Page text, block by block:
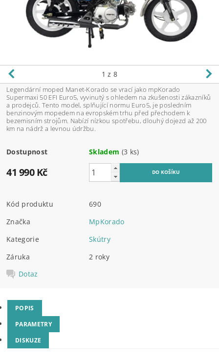
1 z 8
Legendární moped Manet-Korado se vrací jako mpKorado
Supermaxi 50 EFI Euro5, vyvinutý s ohledem na zkušenosti zákazníků
a prodejců. Tento model, splňující normu Euro5, je posledním
benzinovým mopedem na evropském trhu před přechodem k
bezemisním strojům. Nabízí nízkou spotřebu, dlouhý dojezd až 200
km na nádrž a levnou údržbu.
Dostupnost Skladem (3 ks)
41 990 Kč
Kód produktu
690
Značka
MpKorado
Kategorie
Skútry
Záruka
2 roky
Dotaz
POPIS
PARAMETRY
DISKUZE